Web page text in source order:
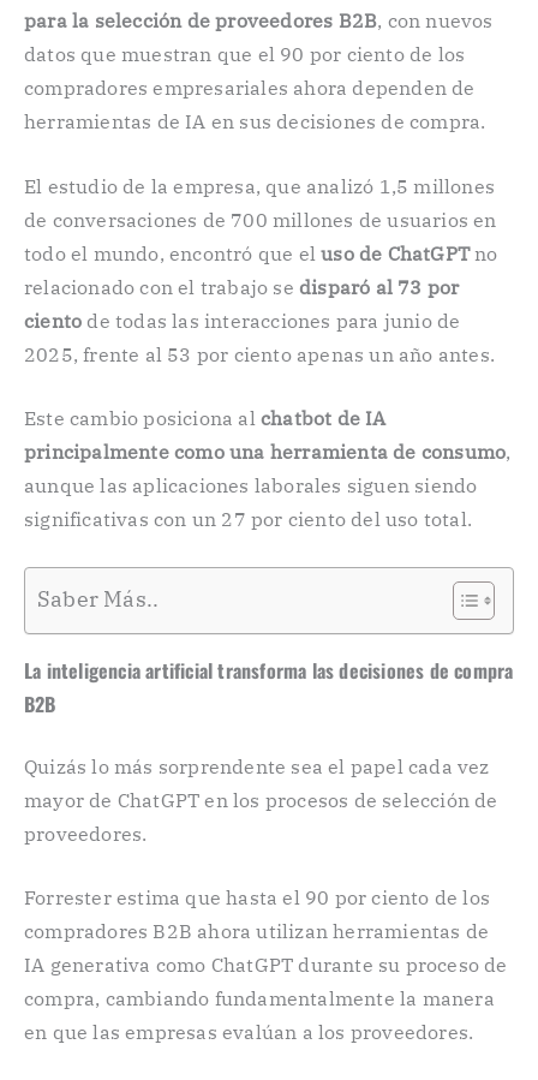
para la selección de proveedores B2B, con nuevos
datos que muestran que el 90 por ciento de los
compradores empresariales ahora dependen de
herramientas de IA en sus decisiones de compra.
El estudio de la empresa, que analizó 1,5 millones
de conversaciones de 700 millones de usuarios en
todo el mundo, encontró que eluso de ChatGPTno
relacionado con el trabajo se disparó al 73 por
ciento de todas las interacciones para junio de
2025, frente al 53 por ciento apenas un año antes.
Este cambio posiciona al chatbot de IA
principalmente como una herramienta de consumo,
aunque las aplicaciones laborales siguen siendo
significativas con un 27 por ciento del uso total.
Saber Más..
La inteligencia artificial transforma las decisiones de compra
B2B
Quizás lo más sorprendente sea el papel cada vez
mayor de ChatGPT en los procesos de selección de
proveedores.
Forrester estima que hasta el 90 por ciento de los
compradores B2B ahora utilizan herramientas de
IA generativa como ChatGPT durante su proceso de
compra, cambiando fundamentalmente la manera
en que las empresas evalúan a los proveedores.